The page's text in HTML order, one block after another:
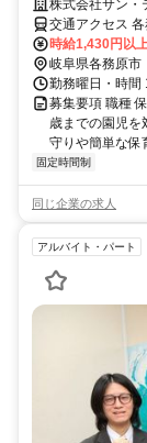
株式会社サン・
交通アクセス
時給1,430円以上
岐阜県各務原市
勤務曜日・時間
募集要項 職種
歳までの園児を
守りや簡単な保
固定時間制
同じ企業の求人
アルバイト・パート